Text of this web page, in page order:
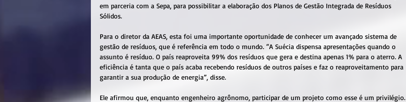
em parceria com a Sepa, para possibilitar a elaboração dos Planos de Gestão Integrada de Resíduos
Sólidos.
Para o diretor da AEAS, esta foi uma importante oportunidade de conhecer um avançado sistema de
gestão de resíduos, que é referência em todo o mundo. “A Suécia dispensa apresentações quando o
assunto é resíduo. O país reaproveita 99% dos resíduos que gera e destina apenas 1% para o aterro. A
eficiência é tanta que o país acaba recebendo resíduos de outros países e faz o reaproveitamento para
garantir a sua produção de energia”, disse.
Ele afirmou que, enquanto engenheiro agrônomo, participar de um projeto como esse é um privilégio.